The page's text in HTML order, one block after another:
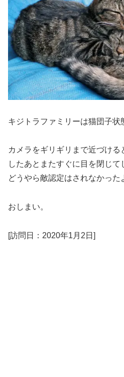
キジトラファミリーは猫団子
カメラをギリギリまで近づけ
したあとまたすぐに目を閉じて
どうやら敵認定はされなかった
おしまい。
[訪問日：2020年1月2日]